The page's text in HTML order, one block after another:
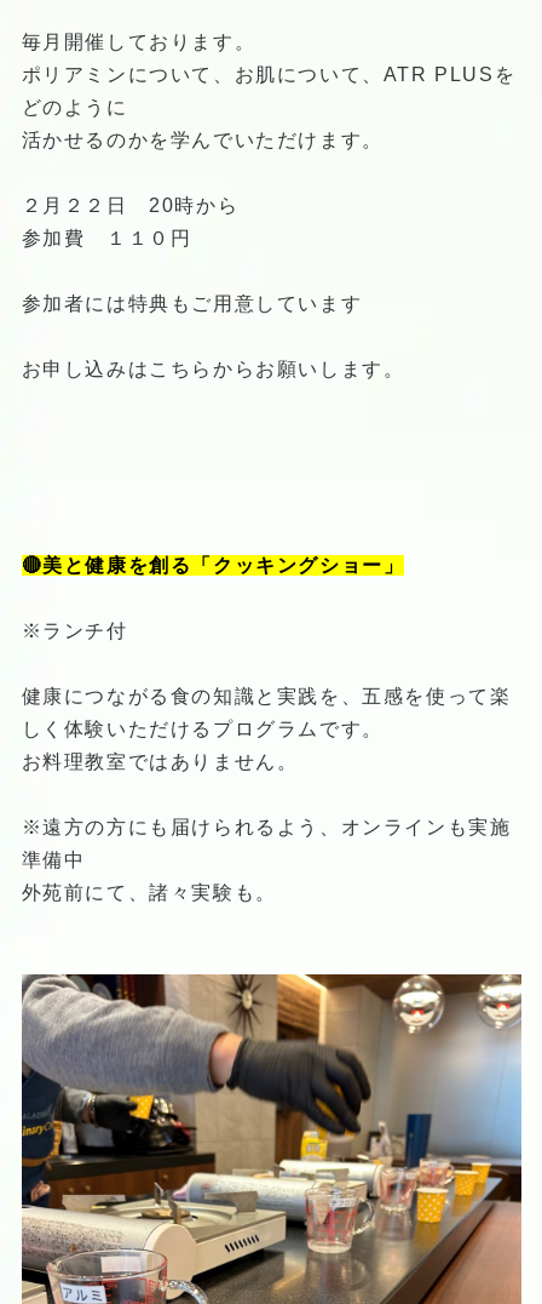
毎月開催しております。
ポリアミンについて、お肌について、ATR PLUSを
どのように
活かせるのかを学んでいただけます。
２月２２日 20時から
参加費 １１０円
参加者には特典もご用意しています
お申し込みはこちらからお願いします。
🔴美と健康を創る「クッキングショー」
※ランチ付
健康につながる食の知識と実践を、五感を使って楽
しく体験いただけるプログラムです。
お料理教室ではありません。
※遠方の方にも届けられるよう、オンラインも実施
準備中
外苑前にて、諸々実験も。